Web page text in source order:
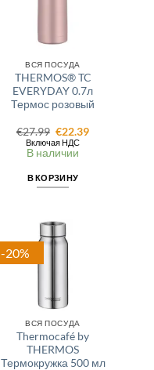
ВСЯ ПОСУДА
THERMOS® TC
EVERYDAY 0.7л
Термос розовый
€27.99 Первоначальная
цена
составляла
€22.39Текущая
Включая НДС
В наличии
В КОРЗИНУ
-20%
ВСЯ ПОСУДА
Thermocafé by
THERMOS
Термокружка 500 мл